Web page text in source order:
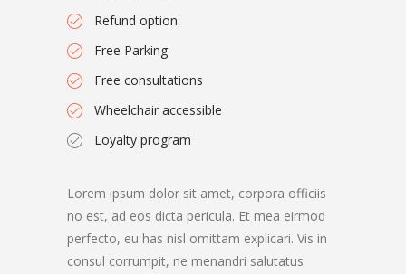
Refund option
Free Parking
Free consultations
Wheelchair accessible
Loyalty program
Lorem ipsum dolor sit amet, corpora officiis
no est, ad eos dicta pericula. Et mea eirmod
perfecto, eu has nisl omittam explicari. Vis in
consul corrumpit, ne menandri salutatus